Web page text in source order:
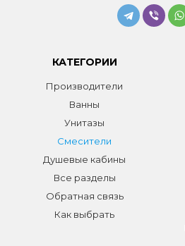
КАТЕГОРИИ
Производители
Ванны
Унитазы
Смесители
Душевые кабины
Все разделы
Обратная связь
Как выбрать